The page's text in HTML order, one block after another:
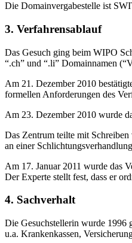
Die Domainvergabestelle ist
3. Verfahrensablauf
Das Gesuch ging beim WIPO
“.ch” und “.li” Domainnamen
Am 21. Dezember 2010
formellen Anforderungen des
Am 23. Dezember 2010 wurde
Das Zentrum teilte mit Schreiben
an einer
Am 17. Januar 2011 wurde das
Der Experte stellt fest, dass er
4. Sachverhalt
Die Gesuchstellerin wurde 1996
u.a. Krankenkassen,